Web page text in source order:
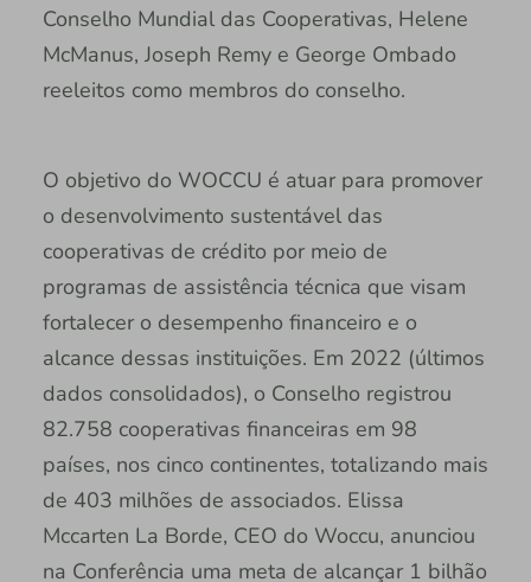
Conselho Mundial das Cooperativas, Helene
McManus, Joseph Remy e George Ombado
reeleitos como membros do conselho.
O objetivo do WOCCU é atuar para promover
o desenvolvimento sustentável das
cooperativas de crédito por meio de
programas de assistência técnica que visam
fortalecer o desempenho financeiro e o
alcance dessas instituições. Em 2022 (últimos
dados consolidados), o Conselho registrou
82.758 cooperativas financeiras em 98
países, nos cinco continentes, totalizando mais
de 403 milhões de associados. Elissa
Mccarten La Borde, CEO do Woccu, anunciou
na Conferência uma meta de alcançar 1 bilhão